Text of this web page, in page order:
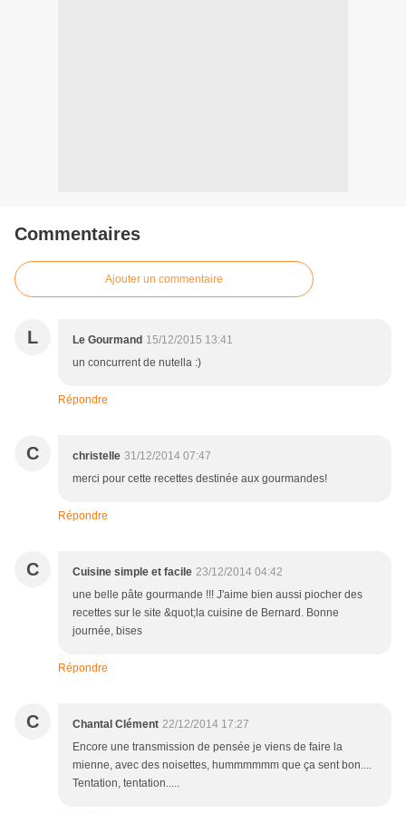
Commentaires
Ajouter un commentaire
L Le Gourmand 15/12/2015 13:41
un concurrent de nutella :)
Répondre
C christelle 31/12/2014 07:47
merci pour cette recettes destinée aux gourmandes!
Répondre
C Cuisine simple et facile 23/12/2014 04:42
une belle pâte gourmande !!! J'aime bien aussi piocher des
recettes sur le site &quot;la cuisine de Bernard. Bonne
journée, bises
Répondre
C Chantal Clément 22/12/2014 17:27
Encore une transmission de pensée je viens de faire la
mienne, avec des noisettes, hummmmmm que ça sent bon....
Tentation, tentation.....